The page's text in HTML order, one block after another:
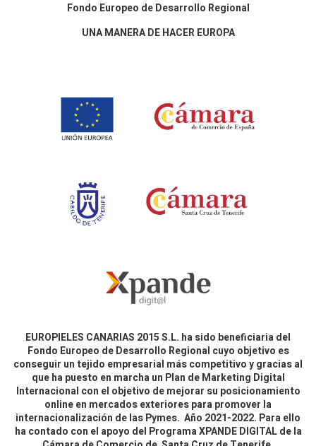
Fondo Europeo de Desarrollo Regional
UNA MANERA DE HACER EUROPA
EUROPIELES CANARIAS 2015 S.L. ha sido beneficiaria del
Fondo Europeo de Desarrollo Regional cuyo objetivo es
conseguir un tejido empresarial más competitivo y gracias al
que ha puesto en marcha un Plan de Marketing Digital
Internacional con el objetivo de mejorar su posicionamiento
online en mercados exteriores para promover la
internacionalización de las Pymes. Año 2021-2022. Para ello
ha contado con el apoyo del Programa XPANDE DIGITAL de la